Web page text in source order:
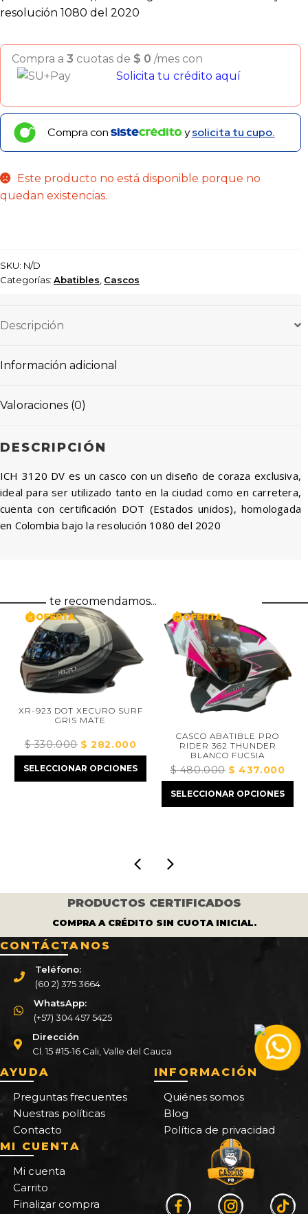
resolución 1080 del 2020
Compra a 3 cuotas de $ 0 /mes con
Solicita tu crédito aquí
Compra con ysolicita tu cupo.
Este producto no está disponible porque no
quedan existencias.
SKU: N/D
Categorías: Abatibles Cascos
Descripción
Información adicional
Valoraciones (0)
DESCRIPCIÓN
ICH 3120 DV es un casco con un diseño de coraza exclusiva,
ideal para ser utilizado tanto en la ciudad como en carretera,
cuenta con certificación DOT (Estados unidos), homologada
en Colombia bajo la resolución 1080 del 2020
te recomendamos...
XR-923 DOT XECURO SURF
GRIS MATE
$330.000 El
precio
original
$ 282.000El
precio
actual
$ 282.000.
SELECCIONAR OPCIONES
CASCO ABATIBLE PRO
RIDER 362 THUNDER
BLANCO FUCSIA
$480.000 El
precio
original
$ 437.000El
SELECCIONAR OPCIONES
PRODUCTOS CERTIFICADOS
COMPRA A CRÉDITO SIN CUOTA INICIAL.
CONTÁCTANOS
Teléfono:
(60 2) 375 3664
WhatsApp:
(+57) 304 457 5425
Dirección
Cl. 15 #15-16 Cali, Valle del Cauca
AYUDA
Preguntas frecuentes
Nuestras políticas
Contacto
INFORMACIÓN
Quiénes somos
Blog
Política de privacidad
MI CUENTA
Mi cuenta
Carrito
Finalizar compra